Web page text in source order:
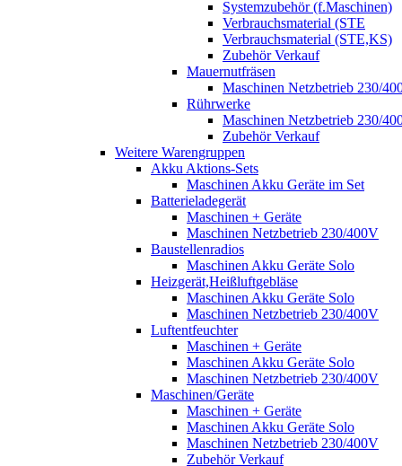
Systemzubehör (f.Maschinen)
Verbrauchsmaterial (STE
Verbrauchsmaterial (STE,KS)
Zubehör Verkauf
Mauernutfräsen
Maschinen Netzbetrieb 230/
Rührwerke
Maschinen Netzbetrieb 230/
Zubehör Verkauf
Weitere Warengruppen
Akku Aktions-Sets
Maschinen Akku Geräte im Set
Batterieladegerät
Maschinen + Geräte
Maschinen Netzbetrieb 230/400V
Baustellenradios
Maschinen Akku Geräte Solo
Heizgerät,Heißluftgebläse
Maschinen Akku Geräte Solo
Maschinen Netzbetrieb 230/400V
Luftentfeuchter
Maschinen + Geräte
Maschinen Akku Geräte Solo
Maschinen Netzbetrieb 230/400V
Maschinen/Geräte
Maschinen + Geräte
Maschinen Akku Geräte Solo
Maschinen Netzbetrieb 230/400V
Zubehör Verkauf